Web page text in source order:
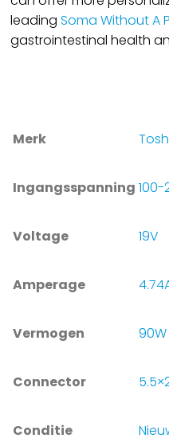
leading Soma Without A
gastrointestinal health
Merk
Ingangsspanning 100-
Voltage 19V
Amperage
Vermogen 90W
Connector
Conditie